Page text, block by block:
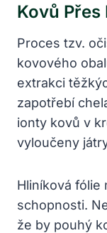
Kovů Přes
Proces tzv.
kovového
extrakci
zapotřebí
ionty kovů v
vyloučeny
Hliníková fólie
schopnosti.
že by pouhý